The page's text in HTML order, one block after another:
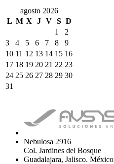
agosto 2026
L M X J V S D
1
2
3
4 5 6 7 8
9
10 11 12 13 14 15 16
17 18 19 20 21 22 23
24 25 26 27 28 29 30
31
Nebulosa 2916
Col. Jardines del Bosque
Guadalajara, Jalisco. México